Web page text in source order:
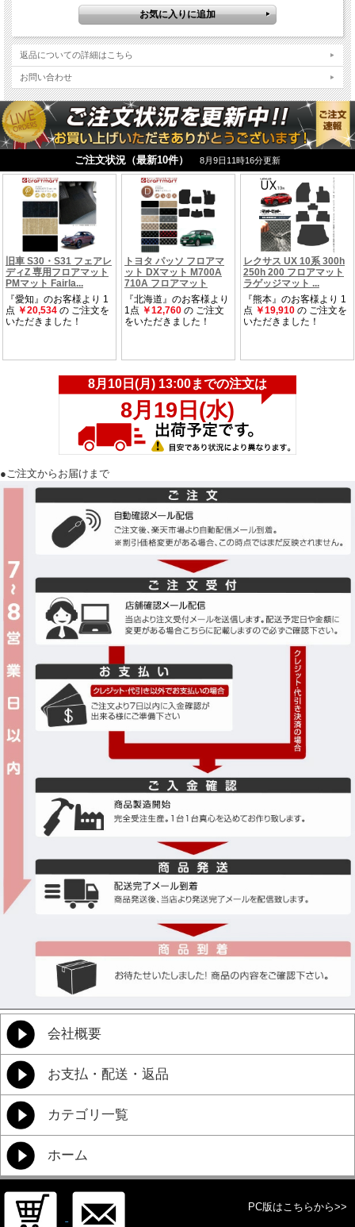
適合
日産 デイズ
適合
年式
2019年(平成31)年3月～現行モデル
※ 適合年式以外のご使用はお控えください。
適合
型式
B43W
B44W
B45W
B46W
B47W
B48W
※ 適合型式以外のご使用はお控えください。
ラゲッジスペース用マット 2枚
※ お車の”年式・仕様”によりマット形状が異なります。ご購入の際は、適合
する項目をご選択ください。
納期につきましては弊社からのメールをご確認くださいませ。
返品についての詳細はこちら
お問い合わせ
●ご注文からお届けまで
会社概要
お支払・配送・返品
カテゴリ一覧
ホーム
PC版はこちらから>>